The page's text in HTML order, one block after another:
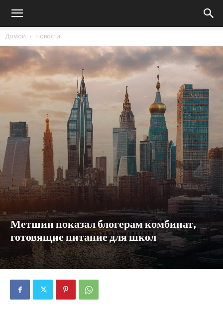
Домой Новости
Метшин показал блогерам комбинат,
готовящие питание для школ